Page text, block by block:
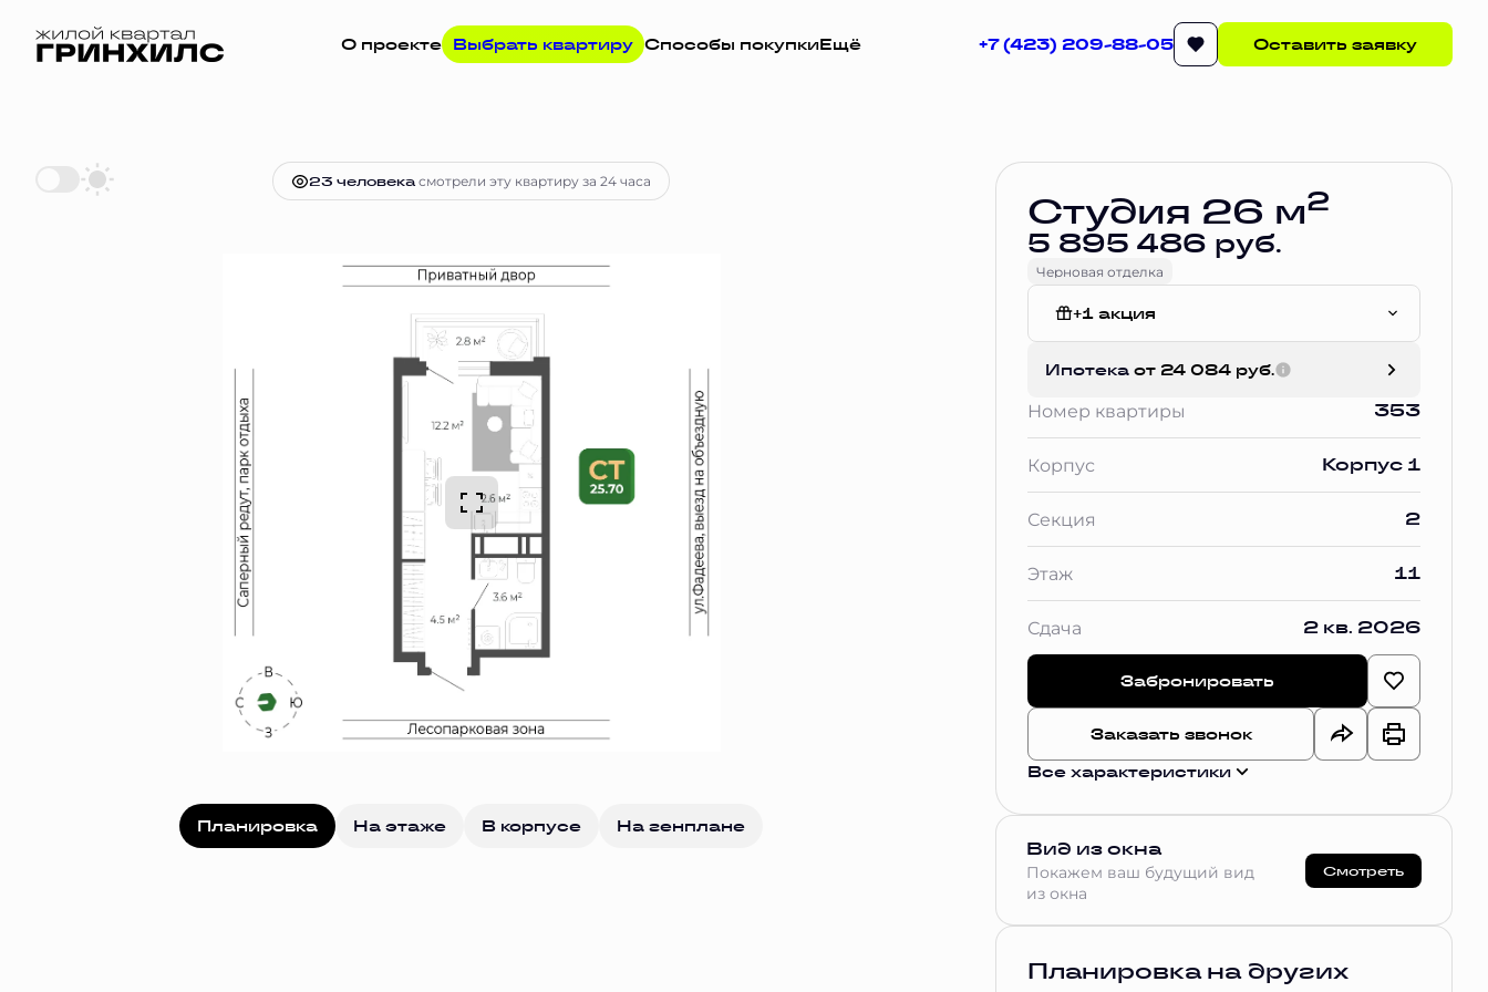
О проекте Выбрать квартиру Способы покупкиЕщё +7 (423) 209-88-05 Оставить заявку
Студия26 м2 5 895 486 руб. Забронировать
23 человекaсмотрели эту квартиру за 24 часа
Планировка На этаже В корпусе На генплане
Студия 26 м2
5 895 486 руб.
Черновая отделка
+1 акция
Ипотека от 24 084 руб.
Номер квартиры 353
Корпус Корпус 1
Секция 2
Этаж 11
Сдача 2 кв. 2026
Забронировать
Заказать звонок
Все характеристики
Вид из окна
Покажем ваш будущий вид
из окна
Смотреть
Планировка на других